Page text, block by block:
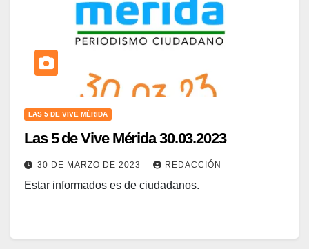
LAS 5 DE VIVE MÉRIDA
Las 5 de Vive Mérida 30.03.2023
30 DE MARZO DE 2023 REDACCIÓN
Estar informados es de ciudadanos.